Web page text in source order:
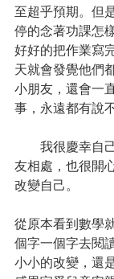
至超乎預期。但
停的念著功課怎
好好的把作業寫
天就會發覺他們
小朋友，還會一
事，永遠都有說
我很慶幸自己
友相處，也很開
改變自己。
從原本看到數學
個字一個字去閱
小小的改變，還